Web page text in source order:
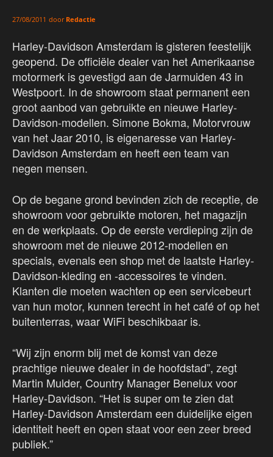
27/08/2011 door Redactie
Harley-Davidson Amsterdam is gisteren feestelijk
geopend. De officiële dealer van het Amerikaanse
motormerk is gevestigd aan de Jarmuiden 43 in
Westpoort. In de showroom staat permanent een
groot aanbod van gebruikte en nieuwe Harley-
Davidson-modellen. Simone Bokma, Motorvrouw
van het Jaar 2010, is eigenaresse van Harley-
Davidson Amsterdam en heeft een team van
negen mensen.
Op de begane grond bevinden zich de receptie, de
showroom voor gebruikte motoren, het magazijn
en de werkplaats. Op de eerste verdieping zijn de
showroom met de nieuwe 2012-modellen en
specials, evenals een shop met de laatste Harley-
Davidson-kleding en -accessoires te vinden.
Klanten die moeten wachten op een servicebeurt
van hun motor, kunnen terecht in het café of op het
buitenterras, waar WiFi beschikbaar is.
“Wij zijn enorm blij met de komst van deze
prachtige nieuwe dealer in de hoofdstad”, zegt
Martin Mulder, Country Manager Benelux voor
Harley-Davidson. “Het is super om te zien dat
Harley-Davidson Amsterdam een duidelijke eigen
identiteit heeft en open staat voor een zeer breed
publiek.”